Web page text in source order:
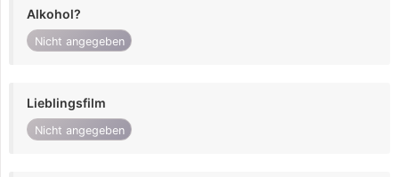
Alkohol?
Nicht angegeben
Lieblingsfilm
Nicht angegeben